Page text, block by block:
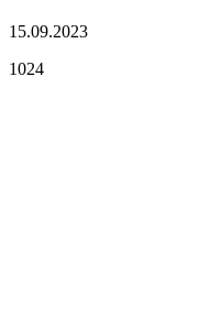
15.09.2023
1024